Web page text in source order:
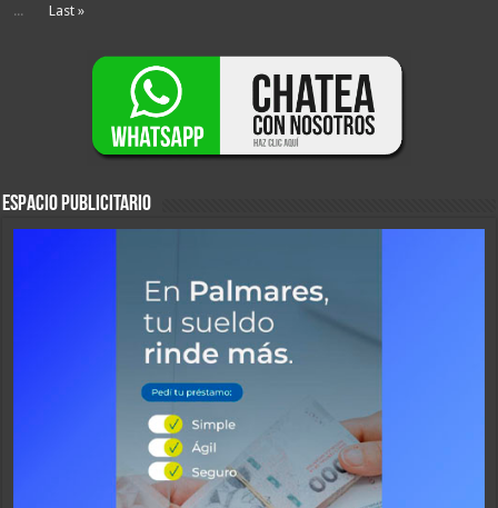
...
Last »
ESPACIO PUBLICITARIO